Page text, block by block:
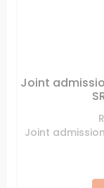
Joint
Joint